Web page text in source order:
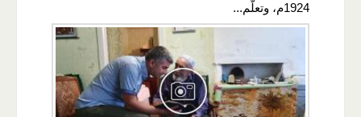
1924م، وتعلّم...